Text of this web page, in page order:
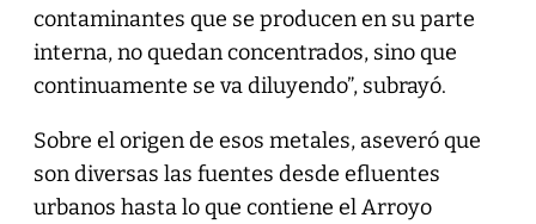
contaminantes que se producen en su parte
interna, no quedan concentrados, sino que
continuamente se va diluyendo”, subrayó.
Sobre el origen de esos metales, aseveró que
son diversas las fuentes desde efluentes
urbanos hasta lo que contiene el Arroyo